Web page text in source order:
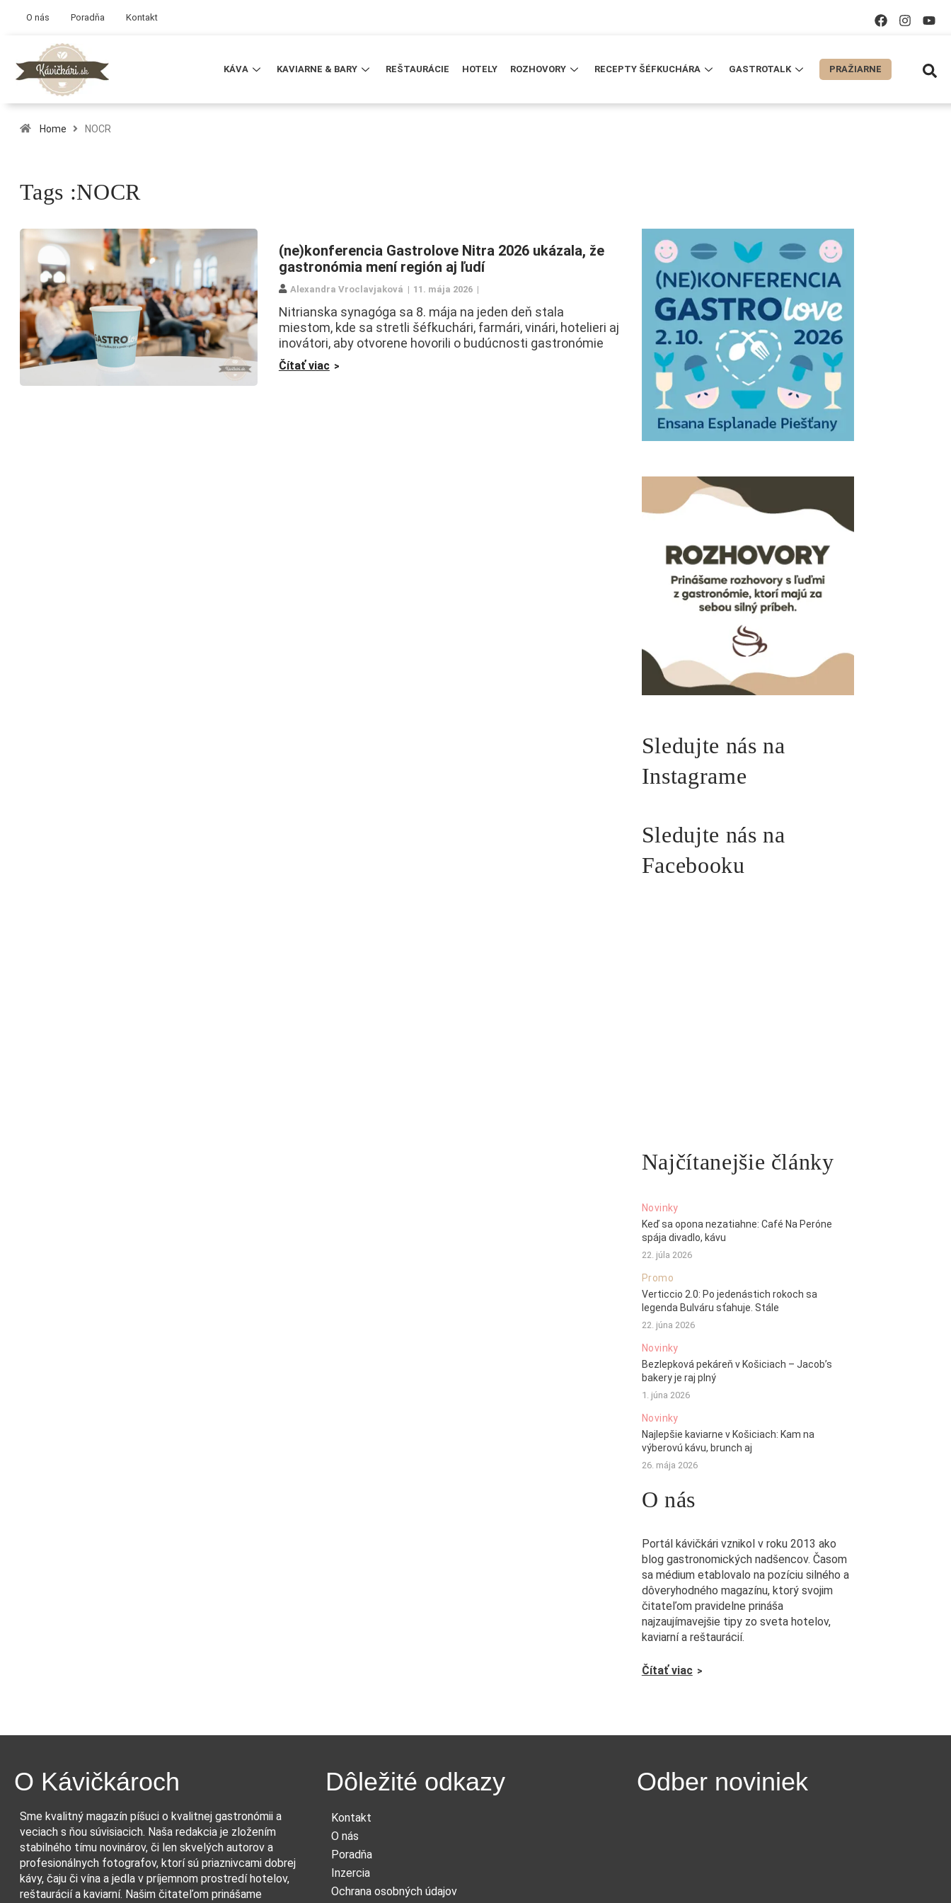
O nás Poradňa Kontakt
KÁVA KAVIARNE & BARY REŠTAURÁCIE HOTELY ROZHOVORY RECEPTY ŠÉFKUCHÁRA GASTROTALK PRAŽIARNE
Home NOCR
Tags :NOCR
(ne)konferencia Gastrolove Nitra 2026 ukázala, že
gastronómia mení región aj ľudí
Alexandra Vroclavjaková 11. mája 2026
Nitrianska synagóga sa 8. mája na jeden deň stala
miestom, kde sa stretli šéfkuchári, farmári, vinári, hotelieri aj
inovátori, aby otvorene hovorili o budúcnosti gastronómie
Čítať viac
Sledujte nás na
Instagrame
Sledujte nás na
Facebooku
Najčítanejšie články
Novinky
Keď sa opona nezatiahne: Café Na Peróne
spája divadlo, kávu
22. júla 2026
Promo
Verticcio 2.0: Po jedenástich rokoch sa
legenda Bulváru sťahuje. Stále
22. júna 2026
Novinky
Bezlepková pekáreň v Košiciach – Jacob’s
bakery je raj plný
1. júna 2026
Novinky
Najlepšie kaviarne v Košiciach: Kam na
výberovú kávu, brunch aj
26. mája 2026
O nás
Portál kávičkári vznikol v roku 2013 ako
blog gastronomických nadšencov. Časom
sa médium etablovalo na pozíciu silného a
dôveryhodného magazínu, ktorý svojim
čitateľom pravidelne prináša
najzaujímavejšie tipy zo sveta hotelov,
kaviarní a reštaurácií.
Čítať viac
O Kávičkároch
Sme kvalitný magazín píšuci o kvalitnej gastronómii a
veciach s ňou súvisiacich. Naša redakcia je zložením
stabilného tímu novinárov, či len skvelých autorov a
profesionálnych fotografov, ktorí sú priaznivcami dobrej
kávy, čaju či vína a jedla v príjemnom prostredí hotelov,
reštaurácií a kaviarní. Našim čitateľom prinášame
Dôležité odkazy
Kontakt
O nás
Poradňa
Inzercia
Ochrana osobných údajov
Odber noviniek